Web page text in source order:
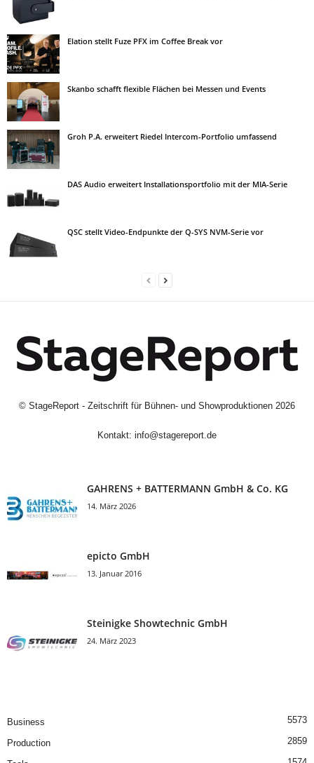
Elation stellt Fuze PFX im Coffee Break vor
Skanbo schafft flexible Flächen bei Messen und Events
Groh P.A. erweitert Riedel Intercom-Portfolio umfassend
DAS Audio erweitert Installationsportfolio mit der MIA-Serie
QSC stellt Video-Endpunkte der Q-SYS NVM-Serie vor
© StageReport - Zeitschrift für Bühnen- und Showproduktionen 2026
Kontakt: info@stagereport.de
GAHRENS + BATTERMANN GmbH & Co. KG
14. März 2026
epicto GmbH
13. Januar 2016
Steinigke Showtechnic GmbH
24. März 2023
Business 5573
Production 2859